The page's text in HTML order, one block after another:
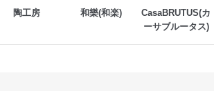
商品代金回収のため
ｅメール等による商品、サービ
ス、キャンペーン等の広告の案内
のため
陶工房 和樂(和楽)
CasaBRUTUS(カ
ーサブルータス)